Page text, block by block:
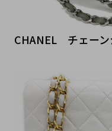
CHANEL チェー